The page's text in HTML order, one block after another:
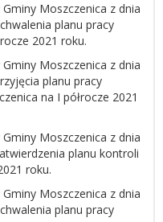
Gminy Moszczenica z dnia
planu pracy
2021 roku.
Gminy Moszczenica z dnia
planu pracy
na I półrocze 2021
Gminy Moszczenica z dnia
planu kontroli
roku.
Gminy Moszczenica z dnia
planu pracy